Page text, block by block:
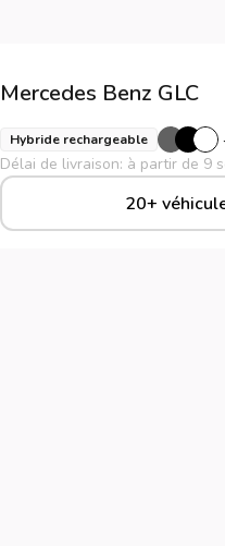
Mercedes Benz GLC
Hybride rechargeable
Délai de livraison: à partir de 9
20+